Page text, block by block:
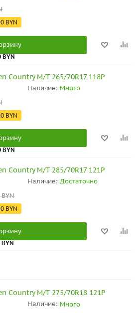
BYN
BYN
Country M/T 265/70R17 118P
Наличие: Много
BYN
BYN
Country M/T 285/70R17 121P
Наличие: Достаточно
BYN
BYN
BYN
Country M/T 275/70R18 121P
Наличие: Много